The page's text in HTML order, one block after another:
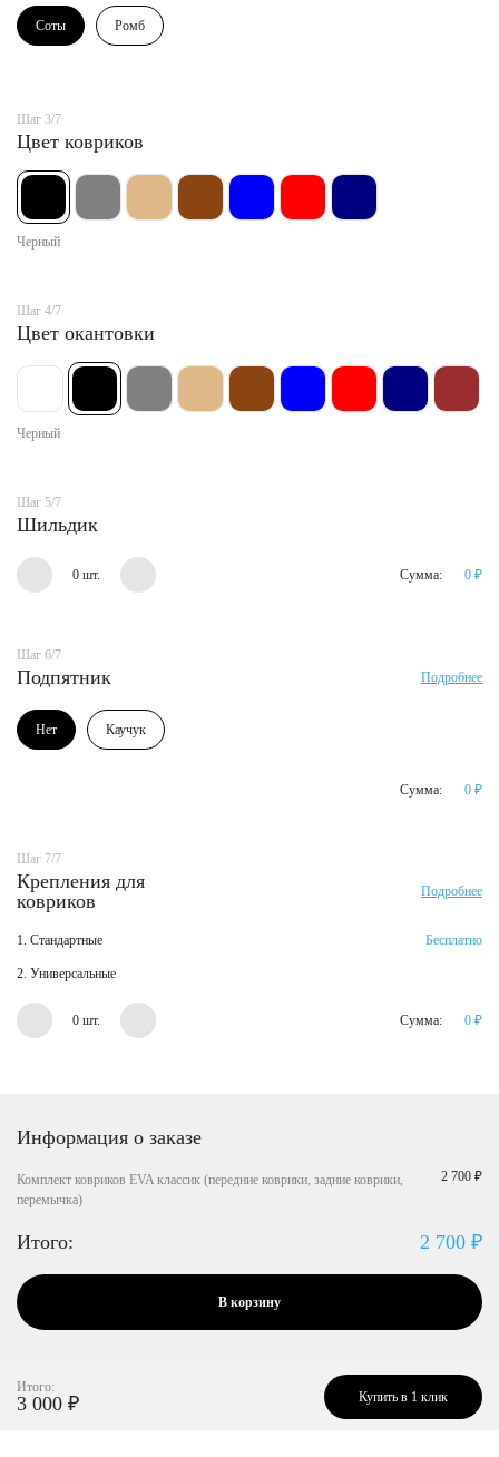
Соты Ромб
Шаг 3/7
Цвет ковриков
Черный
Шаг 4/7
Цвет окантовки
Черный
Шаг 5/7
Шильдик
0 шт. Сумма: 0 ₽
Шаг 6/7
Подпятник Подробнее
Нет Каучук
Сумма: 0 ₽
Шаг 7/7
Крепления для
ковриков
Подробнее
1. Стандартные Бесплатно
2. Универсальные
0 шт. Сумма: 0 ₽
Информация о заказе
Комплект ковриков EVA классик (передние коврики, задние коврики,
перемычка)
2 700 ₽
Итого: 2 700 ₽
В корзину
Итого:
3 000 ₽ Купить в 1 клик